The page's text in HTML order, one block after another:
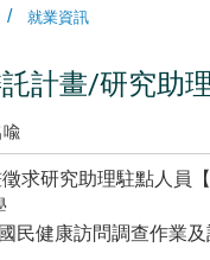
就業資訊
計畫/研究助
喩
求研究助理駐點人員【
民健康訪問調查作業